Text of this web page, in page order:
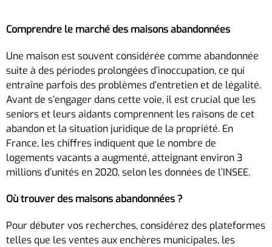
Comprendre le marché des maisons abandonnées
Une maison est souvent considérée comme abandonnée
suite à des périodes prolongées d’inoccupation, ce qui
entraîne parfois des problèmes d’entretien et de légalité.
Avant de s’engager dans cette voie, il est crucial que les
seniors et leurs aidants comprennent les raisons de cet
abandon et la situation juridique de la propriété. En
France, les chiffres indiquent que le nombre de
logements vacants a augmenté, atteignant environ 3
millions d’unités en 2020, selon les données de l’INSEE.
Où trouver des maisons abandonnées ?
Pour débuter vos recherches, considérez des plateformes
telles que les ventes aux enchères municipales, les